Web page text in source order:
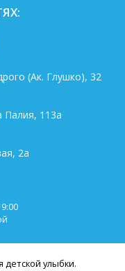
(Ак. Глушко), 32
Палия, 113а
2а
детской улыбки.